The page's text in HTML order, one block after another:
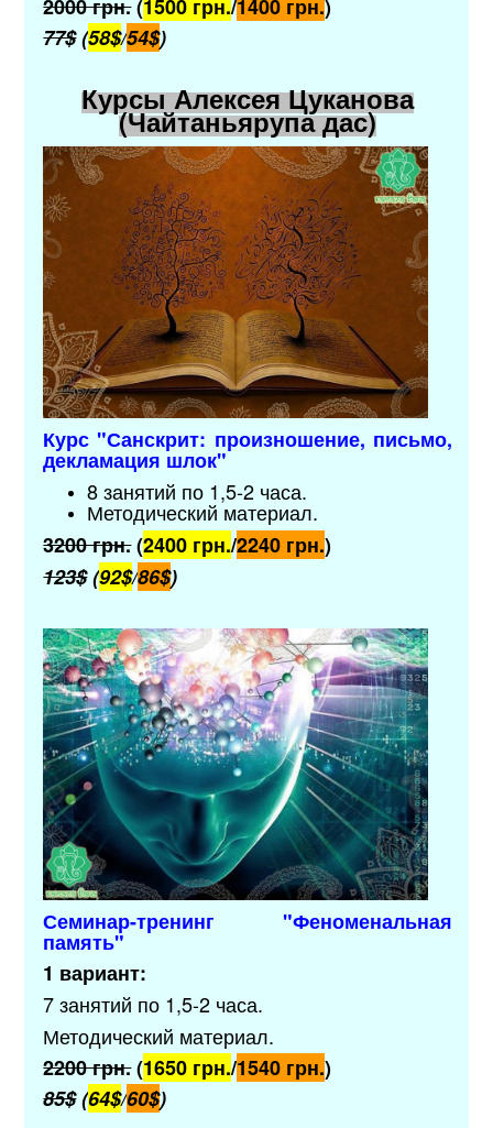
2000 грн.(1500 грн./1400 грн.)
77$(58$/54$)
Курсы Алексея Цуканова
(Чайтаньярупа дас)
Курс "Санскрит: произношение, письмо,
декламация шлок"
8 занятий по 1,5-2 часа.
Методический материал.
3200 грн.(2400 грн./2240 грн.)
123$(92$/86$)
Семинар-тренинг "Феноменальная
память"
1 вариант:
7 занятий по 1,5-2 часа.
Методический материал.
2200 грн.(1650 грн./1540 грн.)
85$(64$/60$)